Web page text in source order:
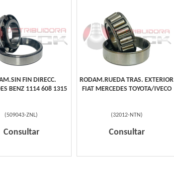
FIN DIRECC.
BENZ 1114 608 1315
(509043-ZNL)
Consultar
RODAM.RUEDA TRAS. EXTERIOR
FIAT MERCEDES TOYOTA/IVECO
(32012-NTN )
Consultar